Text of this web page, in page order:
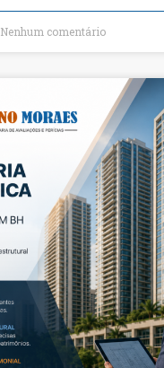
Nenhum comentário